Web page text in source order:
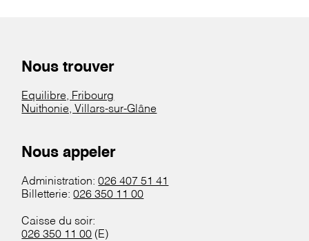
Nous trouver
Equilibre, Fribourg
Nuithonie, Villars-sur-Glâne
Nous appeler
Administration:026 407 51 41
Billetterie:026 350 11 00
Caisse du soir:
026 350 11 00 (E)